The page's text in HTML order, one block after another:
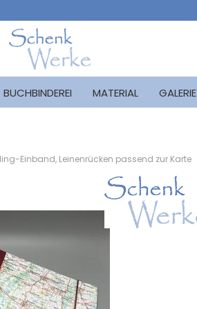
BUCHBINDEREI MATERIAL GALERIE
Einband, Leinenrücken passend zur Karte